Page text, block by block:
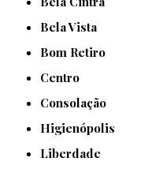
Bela Vista
Bom Retiro
Centro
Consolação
Higienópolis
Liberdade